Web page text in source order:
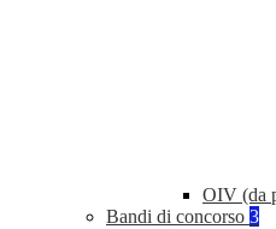
OIV (da
Bandi di concorso 3